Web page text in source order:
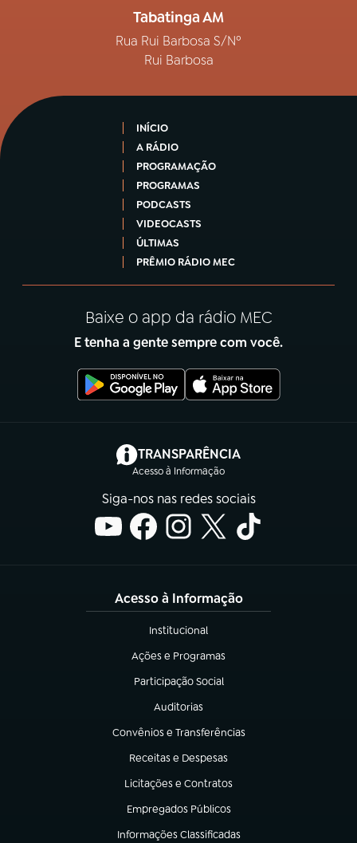
Tabatinga AM
Rua Rui Barbosa S/Nº
Rui Barbosa
INÍCIO
A RÁDIO
PROGRAMAÇÃO
PROGRAMAS
PODCASTS
VIDEOCASTS
ÚLTIMAS
PRÊMIO RÁDIO MEC
Baixe o app da rádio MEC
E tenha a gente sempre com você.
TRANSPARÊNCIA
Acesso à Informação
(abre em nova aba)
Siga-nos nas redes sociais
Acesso à Informação
Institucional
(abre em nova aba)
Ações e Programas
(abre em nova aba)
Participação Social
(abre em nova aba)
Auditorias
(abre em nova aba)
Convênios e Transferências
(abre em nova aba)
Receitas e Despesas
(abre em nova aba)
Licitações e Contratos
(abre em nova aba)
Empregados Públicos
(abre em nova aba)
Informações Classificadas
(abre em nova aba)